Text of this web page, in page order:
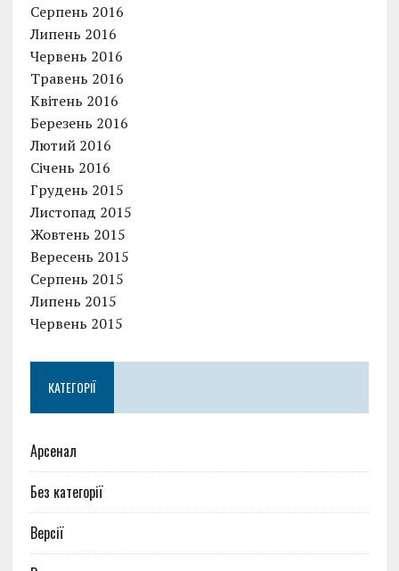
Серпень 2016
Липень 2016
Червень 2016
Травень 2016
Квітень 2016
Березень 2016
Лютий 2016
Січень 2016
Грудень 2015
Листопад 2015
Жовтень 2015
Вересень 2015
Серпень 2015
Липень 2015
Червень 2015
КАТЕГОРІЇ
Арсенал
Без категорії
Версії